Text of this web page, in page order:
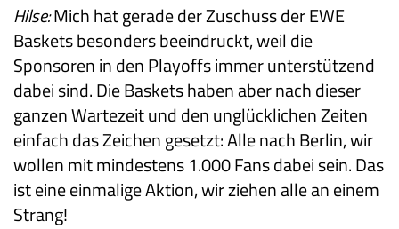
Hilse:Mich hat gerade der Zuschuss der EWE
Baskets besonders beeindruckt, weil die
Sponsoren in den Playoffs immer unterstützend
dabei sind. Die Baskets haben aber nach dieser
ganzen Wartezeit und den unglücklichen Zeiten
einfach das Zeichen gesetzt: Alle nach Berlin, wir
wollen mit mindestens 1.000 Fans dabei sein. Das
ist eine einmalige Aktion, wir ziehen alle an einem
Strang!